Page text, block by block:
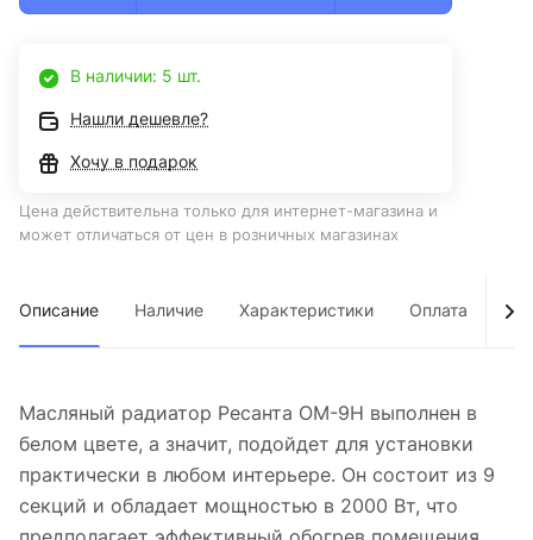
В наличии: 5 шт.
Нашли дешевле?
Хочу в подарок
Цена действительна только для интернет-магазина и
может отличаться от цен в розничных магазинах
Описание Наличие Характеристики Оплата
Масляный радиатор Ресанта ОМ-9Н выполнен в
белом цвете, а значит, подойдет для установки
практически в любом интерьере. Он состоит из 9
секций и обладает мощностью в 2000 Вт, что